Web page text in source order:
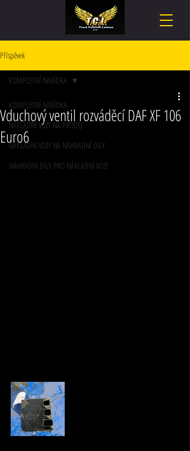
Příspěvek
KOMPLETNÍ NABÍDKA
NÁKLADNÍ VOZY NA PRODEJ
NÁKLADNÍ VOZY NA NÁHRADNÍ DÍLY
NÁHRADNÍ DÍLY PRO NÁKLADNÍ VOZY
KOMPLETNÍ NABÍDKA
Vduchový ventil rozváděcí DAF XF 106
Euro6